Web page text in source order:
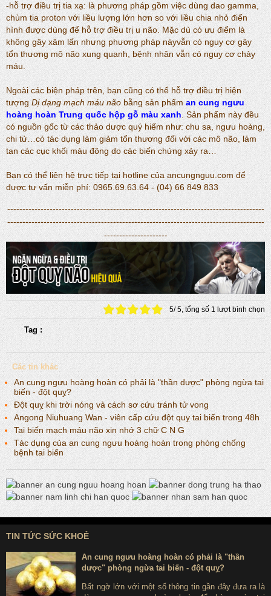
-hỗ trợ điều trị tia xạ: là phương pháp gồm việc dùng dao gamma,
chùm tia proton với liều lượng lớn hơn so với liều chia nhỏ điển
hình được dùng để hỗ trợ điều trị u não. Mặc dù có ưu điểm là
không gây xâm lấn nhưng phương pháp nàyvẫn có nguy cơ gây
tổn thương mô não xung quanh, bệnh nhân vẫn có nguy cơ chảy
máu.
Ngoài các biện pháp trên, bạn cũng có thể hỗ trợ điều trị hiện
tượng Dị dạng mạch máu não bằng sản phẩm an cung ngưu
hoàng hoàn Trung quốc hộp gỗ màu xanh. Sản phẩm này đều
có nguồn gốc từ các thảo dược quý hiếm như: chu sa, ngưu hoàng,
chi tử…có tác dụng làm giảm tổn thương đối với các mô não, làm
tan các cục khối máu đông do các biến chứng xảy ra…
Bạn có thể liên hệ trực tiếp tại hotline của ancungnguu.com để
được tư vấn miễn phí: 0965.69.63.64 - (04) 66 849 833
-------------------------------------------------------------------------------------
-------------------------------------------------------------------------------------
---------------------
5/5, tổng số 1 lượt bình chọn
Tag :
Các tin khác
An cung ngưu hoàng hoàn có phải là "thần dược" phòng ngừa tai
biến - đột quỵ?
Đột quỵ khi trời nóng và cách sơ cứu tránh tử vong
Angong Niuhuang Wan - viên cấp cứu đột quỵ tai biến trong 48h
Tai biến mạch máu não xin nhớ 3 chữ C N G
Tác dụng của an cung ngưu hoàng hoàn trong phòng chống
bệnh tai biến
TIN TỨC SỨC KHOẺ
An cung ngưu hoàng hoàn có phải là "thần
dược" phòng ngừa tai biến - đột quỵ?
Bất ngờ lớn với một số thông tin gần đây đưa ra là